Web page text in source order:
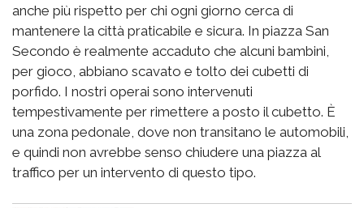
anche più rispetto per chi ogni giorno cerca di
mantenere la città praticabile e sicura. In piazza San
Secondo è realmente accaduto che alcuni bambini,
per gioco, abbiano scavato e tolto dei cubetti di
porfido. I nostri operai sono intervenuti
tempestivamente per rimettere a posto il cubetto. È
una zona pedonale, dove non transitano le automobili,
e quindi non avrebbe senso chiudere una piazza al
traffico per un intervento di questo tipo.